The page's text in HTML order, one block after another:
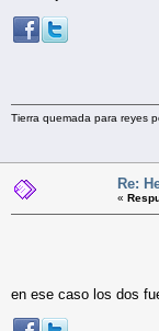
Tierra quemada para reyes
Re:
«
en ese caso los dos